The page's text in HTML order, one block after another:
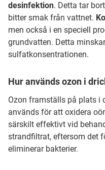
desinfektion. Detta tar
bitter smak från vattnet.
men också i en speciell
grundvatten. Detta
sulfatkonsentrationen.
Hur används ozon i
Ozon framställs på plats i
används för att oxidera
särskilt effektivt vid
strandfiltrat, eftersom det
eliminerar bakterier.